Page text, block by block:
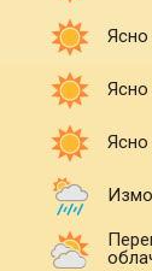
Ясно
Ясно
Ясно